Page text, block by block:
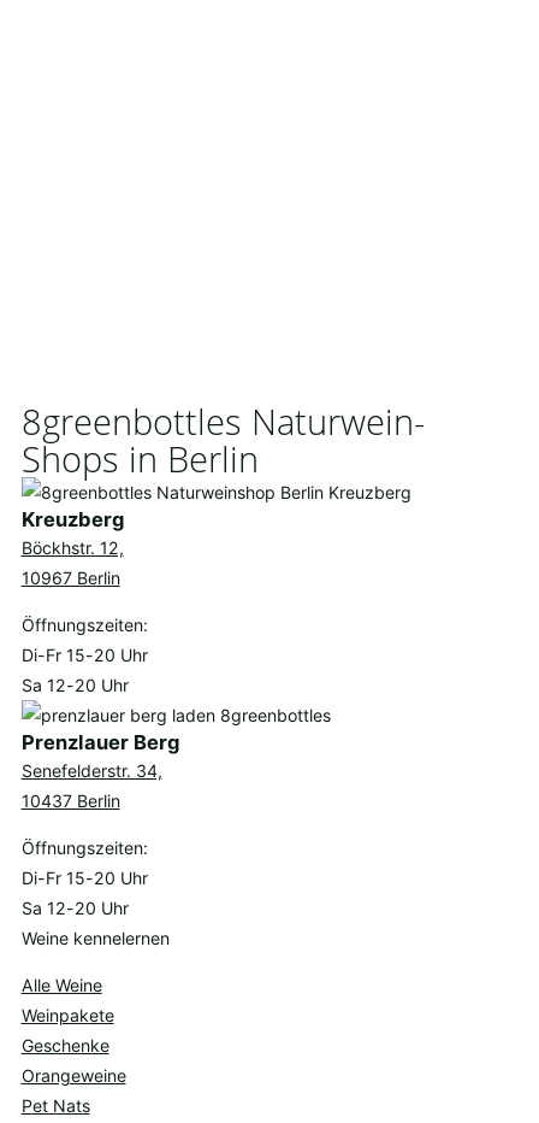
8greenbottles Naturwein-
Shops in Berlin
Kreuzberg
Böckhstr. 12,
10967 Berlin
Öffnungszeiten:
Di-Fr 15-20 Uhr
Sa 12-20 Uhr
Prenzlauer Berg
Senefelderstr. 34,
10437 Berlin
Öffnungszeiten:
Di-Fr 15-20 Uhr
Sa 12-20 Uhr
Weine kennelernen
Alle Weine
Weinpakete
Geschenke
Orangeweine
Pet Nats